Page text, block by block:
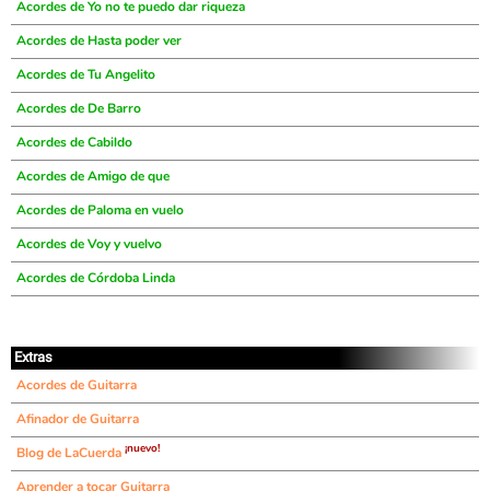
Acordes de Yo no te puedo dar riqueza
Acordes de Hasta poder ver
Acordes de Tu Angelito
Acordes de De Barro
Acordes de Cabildo
Acordes de Amigo de que
Acordes de Paloma en vuelo
Acordes de Voy y vuelvo
Acordes de Córdoba Linda
Extras
Acordes de Guitarra
Afinador de Guitarra
Blog de LaCuerda ¡nuevo!
Aprender a tocar Guitarra